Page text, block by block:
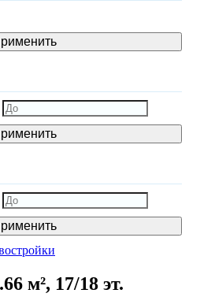
м², 17/18 эт.